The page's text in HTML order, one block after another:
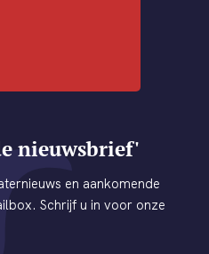
nieuwsbrief'
en aankomende
Schrijf u in voor onze